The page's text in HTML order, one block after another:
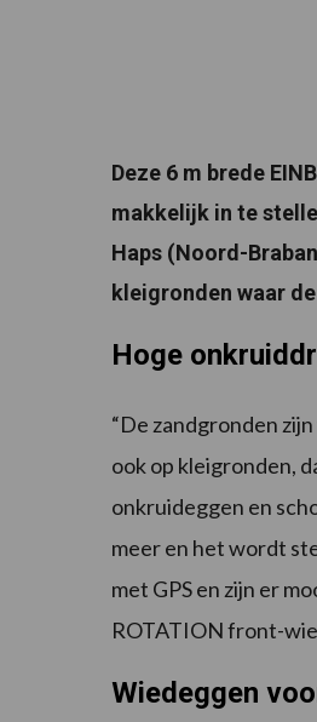
Deze 6 m brede
makkelijk in te
Haps (Noord-
kleigronden waar
Hoge
“De zandgronden
ook op kleigronden,
onkruideggen en
meer en het wordt
met GPS en zijn er
ROTATION front-
Wiedeggen